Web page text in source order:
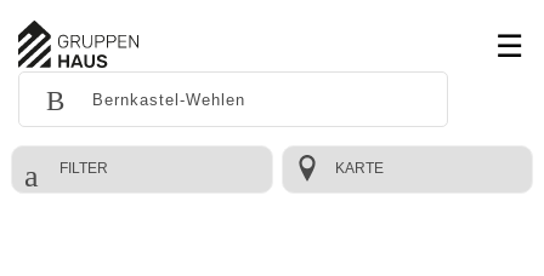
FILTER KARTE